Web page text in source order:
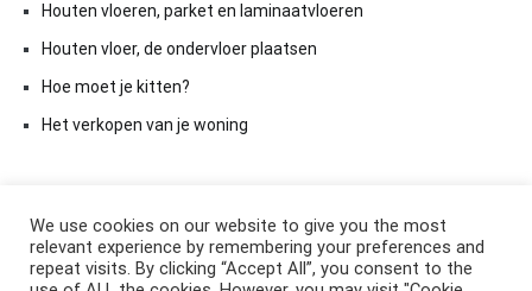
Houten vloeren, parket en laminaatvloeren
Houten vloer, de ondervloer plaatsen
Hoe moet je kitten?
Het verkopen van je woning
We use cookies on our website to give you the most
relevant experience by remembering your preferences and
repeat visits. By clicking “Accept All”, you consent to the